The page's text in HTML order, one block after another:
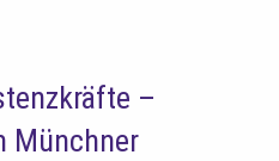
–
Münchner